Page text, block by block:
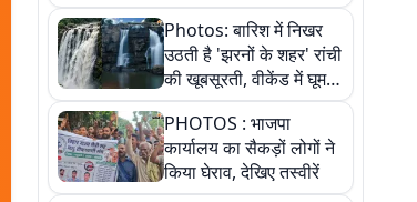
अशोक धाम—आस्था,
श्रृंगार, अनुष्ठान और
अलौकिक संध्या आरती के
विहंगम दृश्य
Photos: बारिश में निखर
उठती है 'झरनों के शहर' रांची
की खूबसूरती, वीकेंड में घूम
आएं ये 5 वादियां
PHOTOS : भाजपा
कार्यालय का सैकड़ों लोगों ने
किया घेराव, देखिए तस्वीरें